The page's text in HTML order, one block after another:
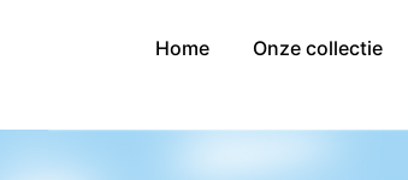
Home Onze collectie